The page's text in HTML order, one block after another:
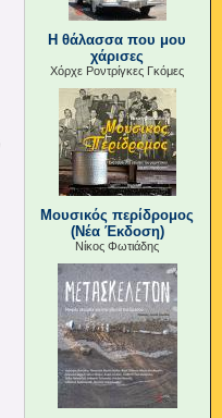
Η θάλασσα που μου
χάρισες
Χόρχε Ροντρίγκες Γκόμες
Μουσικός περίδρομος
(Νέα Έκδοση)
Νίκος Φωτιάδης